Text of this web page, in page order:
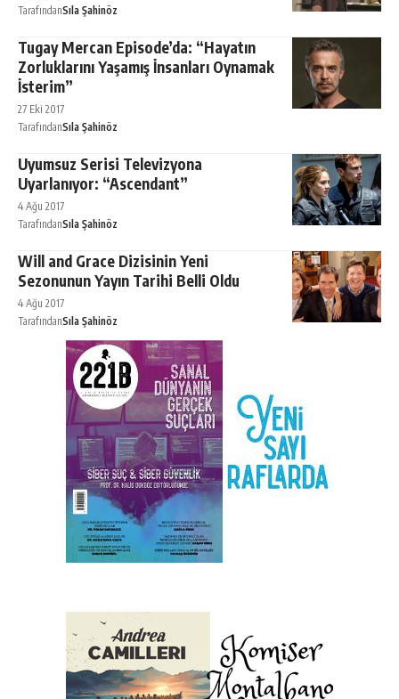
TarafındanSıla Şahinöz
Tugay Mercan Episode’da: “Hayatın
Zorluklarını Yaşamış İnsanları Oynamak
İsterim”
27 Eki 2017
TarafındanSıla Şahinöz
Uyumsuz Serisi Televizyona
Uyarlanıyor: “Ascendant”
4 Ağu 2017
TarafındanSıla Şahinöz
Will and Grace Dizisinin Yeni
Sezonunun Yayın Tarihi Belli Oldu
4 Ağu 2017
TarafındanSıla Şahinöz